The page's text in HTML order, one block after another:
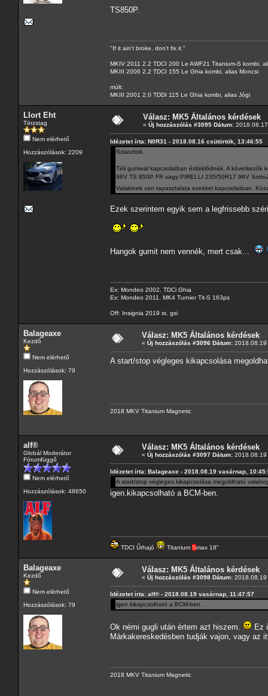
TS850P.
"If it ain't broke, don't fix it."
MKIV 2011 2.2 TDCI 200 Le AWF21 Titanium-S kombi,
MKIII 2006 2.2 TDCI 155 Le Ghia kombi, alias Moncsi
múlt:
MKIII 2001 2.0 TDDI 115 Le Ghia kombi, alias Jógi
Llort Eht
Törzstag
Nem elérhető
Hozzászólások: 2209
Válasz: MK5 Általános kérdések
« Új hozzászólás #3095 Dátum:
Idézetet írta: N0R31 - 2018.08.16 csütörtök, 13:46:55
Sziasztok.
Téli gumival kapcsolatban érdeklődnék. A következők
96V TS 850P FR vagy PIRELLI 235/50R17 96V
Valakinek van tapasztalata ezekkel kapcsolatban.
Ezek szerintem egyik sem a legfrissebb
Hangok gumit nem vennék, mert csak...
Ex: Mondeo 2002. TDCi Ghia
Ex: Mondeo 2011. MK4 Turnier Tit-S 163ps
Off: Insignia 2019 st. gsi
Balageaxe
Kezdő
Nem elérhető
Hozzászólások: 79
Válasz: MK5 Általános kérdések
« Új hozzászólás #3096 Dátum:
A start/stop végleges kikapcsolása
2018 MKV Titanium Magnetic
alf®
Globál Moderátor
Fórumfüggő
Nem elérhető
Hozzászólások: 48650
Válasz: MK5 Általános kérdések
« Új hozzászólás #3097 Dátum: 2018.08.19
Idézetet írta: Balageaxe - 2018.08.19 vasárnap,
A start/stop végleges kikapcsolása megoldható
igen.kikapcsolható a BCM-ben.
TDCI Űrhajó Titanium Smax 18"
Balageaxe
Kezdő
Nem elérhető
Hozzászólások: 79
Válasz: MK5 Általános kérdések
« Új hozzászólás #3098 Dátum:
Idézetet írta: alf® - 2018.08.19 vasárnap, 11:47:57
igen.kikapcsolható a BCM-ben.
Ok némi gugli után értem azt hiszem.
Ez
Márkakereskedésben tudják vajon, vagy az
2018 MKV Titanium Magnetic